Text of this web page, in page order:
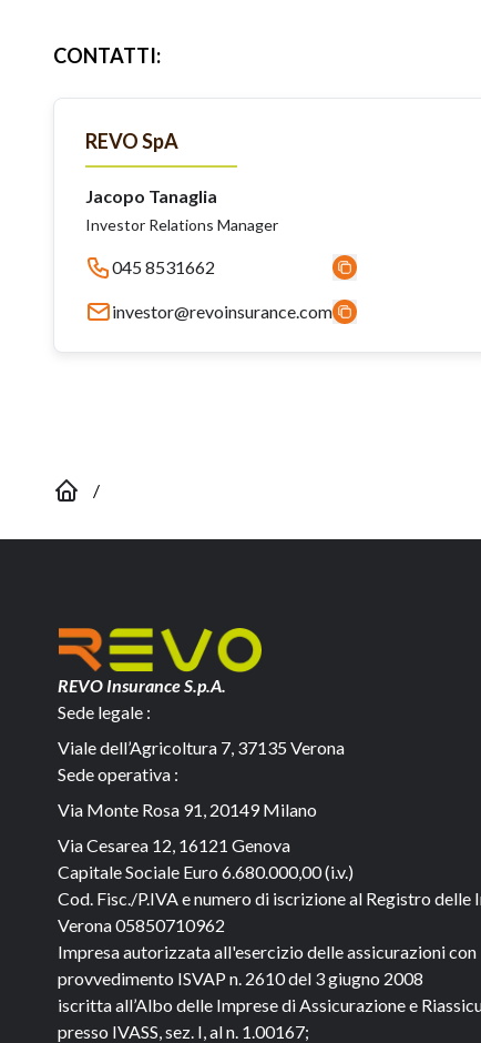
CONTATTI:
REVO SpA
Jacopo Tanaglia
Investor Relations Manager
045 8531662
investor@revoinsurance.com
/
REVO Insurance S.p.A.
Sede legale :
Viale dell’Agricoltura 7, 37135 Verona
Sede operativa :
Via Monte Rosa 91, 20149 Milano
Via Cesarea 12, 16121 Genova
Capitale Sociale Euro 6.680.000,00 (i.v.)
Cod. Fisc./P.IVA e numero di iscrizione al Registro delle
Verona 05850710962
Impresa autorizzata all'esercizio delle assicurazioni con
provvedimento ISVAP n. 2610 del 3 giugno 2008
iscritta all’Albo delle Imprese di Assicurazione e
presso IVASS, sez. I, al n. 1.00167;